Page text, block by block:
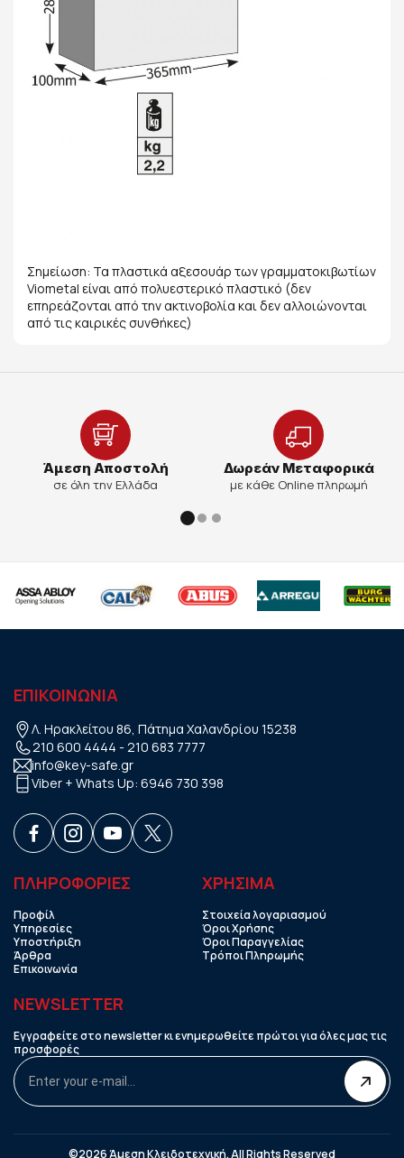
Σημείωση: Τα πλαστικά αξεσουάρ των γραμματοκιβωτίων
Viometal είναι από πολυεστερικό πλαστικό (δεν
επηρεάζονται από την ακτινοβολία και δεν αλλοιώνονται
από τις καιρικές συνθήκες)
Άμεση Αποστολή
σε όλη την Ελλάδα
Δωρεάν Μεταφορικά
με κάθε Online πληρωμή
ΕΠΙΚΟΙΝΩΝΙΑ
Λ. Ηρακλείτου 86, Πάτημα Χαλανδρίου 15238
210 600 4444 - 210 683 7777
info@key-safe.gr
Viber + Whats Up: 6946 730 398
ΠΛΗΡΟΦΟΡΙΕΣ
Προφίλ
Υπηρεσίες
Υποστήριξη
Άρθρα
Επικοινωνία
ΧΡHΣΙΜΑ
Στοιχεία λογαριασμού
Όροι Χρήσης
Όροι Παραγγελίας
Τρόποι Πληρωμής
NEWSLETTER
Εγγραφείτε στο newsletter κι ενημερωθείτε πρώτοι για όλες μας τις
προσφορές
©2026 Άμεση Κλειδοτεχνική. All Rights Reserved